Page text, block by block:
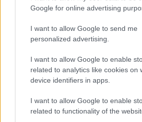
Google for online advertising
I want to allow Google to send me
personalized advertising.
I want to allow Google to enable
related to analytics like cookies on
device identifiers in apps.
I want to allow Google to enable
related to functionality of the
hazai kőbányászat stratégiai szerepéről,
beszélgessünk.
Híd- és
Újabb csarnokkal
portfoliója